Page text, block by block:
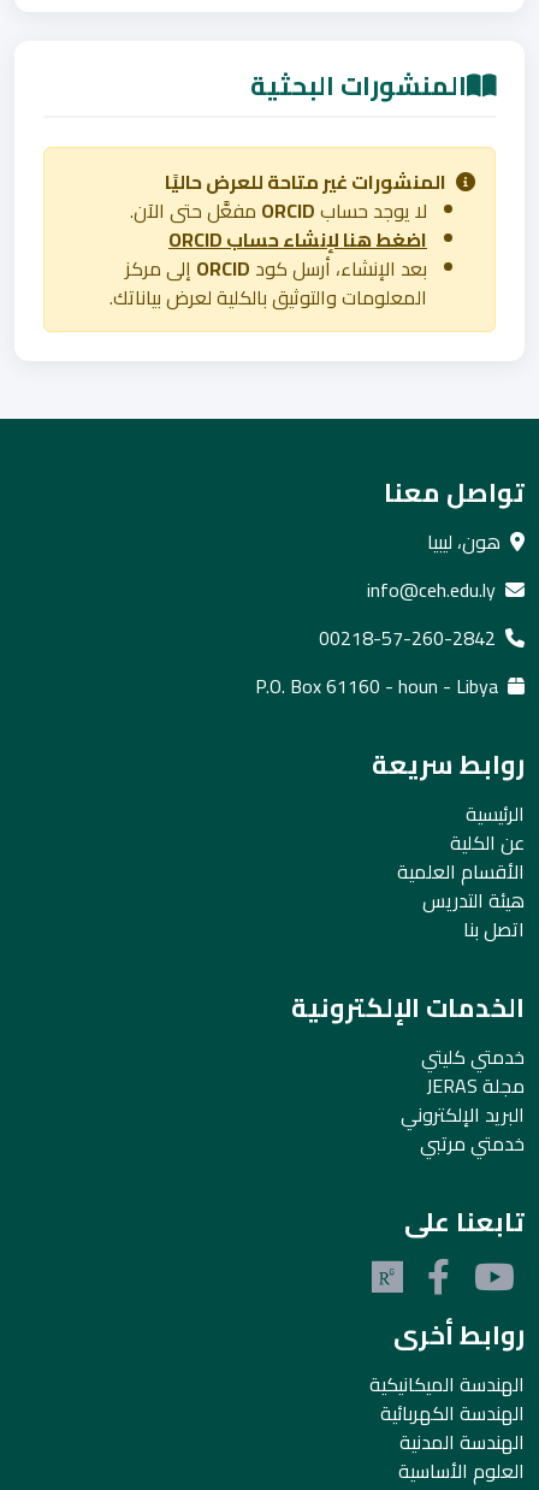
المنشورات البحثية
المنشورات غير متاحة للعرض حاليًا
لا يوجد حسابORCID مفعَّل حتى الآن.
اضغط هنا لإنشاء حساب ORCID
بعد الإنشاء، أرسل كود ORCID إلى مركز
المعلومات والتوثيق بالكلية لعرض بياناتك.
تواصل معنا
هون، ليبيا
info@ceh.edu.ly
00218-57-260-2842
P.O. Box 61160 - houn - Libya
روابط سريعة
الرئيسية
عن الكلية
الأقسام العلمية
هيئة التدريس
اتصل بنا
الخدمات الإلكترونية
خدمتي كليتي
مجلة JERAS
البريد الإلكتروني
خدمتي مرتبي
تابعنا على
روابط أخرى
الهندسة الميكانيكية
الهندسة الكهربائية
الهندسة المدنية
العلوم الأساسية